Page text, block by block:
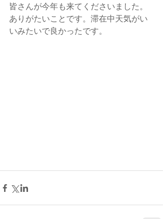
皆さんが今年も来てくださいました。
ありがたいことです。滞在中天気がい
いみたいで良かったです。